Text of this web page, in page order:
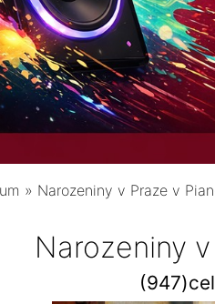
» Narozeniny v Praze v
Narozeniny